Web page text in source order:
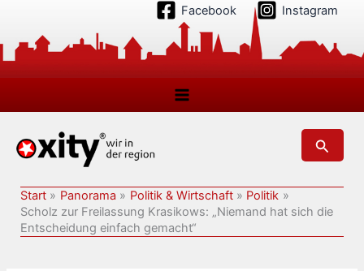
springen
Facebook Instagram
Suchen
Start Panorama Politik & Wirtschaft
Politik
Scholz zur Freilassung Krasikows: „Niemand hat sich die
Entscheidung einfach gemacht“